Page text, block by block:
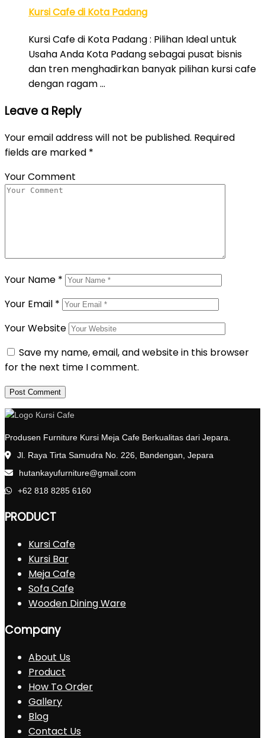
Kursi Cafe di Kota Padang
Kursi Cafe di Kota Padang : Pilihan Ideal untuk
Usaha Anda Kota Padang sebagai pusat bisnis
dan tren menghadirkan banyak pilihan kursi cafe
dengan ragam …
Leave a Reply
Your email address will not be published. Required
fields are marked *
Your Comment
Your Name *
Your Email *
Your Website
Save my name, email, and website in this browser
for the next time I comment.
Produsen Furniture Kursi Meja Cafe Berkualitas dari Jepara.
Jl. Raya Tirta Samudra No. 226, Bandengan, Jepara
hutankayufurniture@gmail.com
+62 818 8285 6160
PRODUCT
Kursi Cafe
Kursi Bar
Meja Cafe
Sofa Cafe
Wooden Dining Ware
Company
About Us
Product
How To Order
Gallery
Blog
Contact Us